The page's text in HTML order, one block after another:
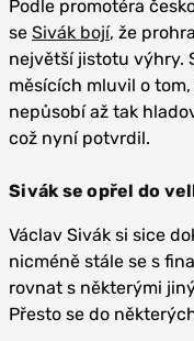
Podle promotéra
se Sivák bojí, že
největší jistotu výhry.
měsících mluvil o
nepůsobí až tak
což nyní potvrdil.
Sivák se opřel do
Václav Sivák si sice
nicméně stále se s
rovnat s některými
Přesto se do